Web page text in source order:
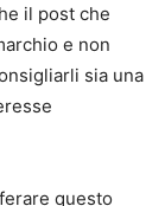
il post che
e non
sia una
questo